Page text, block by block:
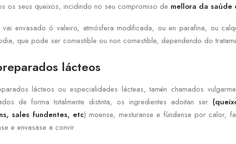
os seus queixos, incidindo no seu compromiso de mellora da saúde
vai envasado ó valeiro, atmósfera modificada, ou en parafina, ou
que pode ser comestible ou non comestible, dependendo do
lácteos
lácteos ou especialidades lácteas, tamén chamados
de forma totalmente distinta, os ingredientes adoitan ser
sales fundentes, etc) moense, mesturanse e fúndense por calor,
e envasase a convir.